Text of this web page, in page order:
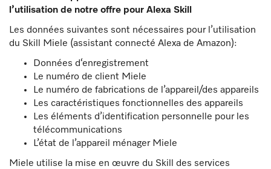
l’utilisation de notre offre pour Alexa Skill
Les données suivantes sont nécessaires pour l’utilisation
du Skill Miele (assistant connecté Alexa de Amazon):
Données d‘enregistrement
Le numéro de client Miele
Le numéro de fabrications de l’appareil/des appareils
Les caractéristiques fonctionnelles des appareils
Les éléments d’identification personnelle pour les
télécommunications
L’état de l’appareil ménager Miele
Miele utilise la mise en œuvre du Skill des services